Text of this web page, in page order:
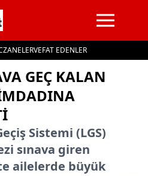
VEFAT EDENLER
GEÇ KALAN
Sistemi (LGS)
sınava giren
ailelerde büyük